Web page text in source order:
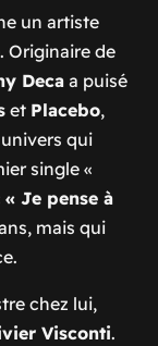
un artiste
Originaire de
Decaa puisé
et Placebo,
qui
single «
« Je pense à
mais qui
chez lui,
Visconti.